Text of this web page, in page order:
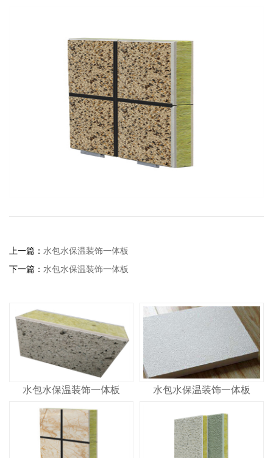
上一篇： 水包水保温装饰一体板
下一篇： 水包水保温装饰一体板
水包水保温装饰一体板 水包水保温装饰一体板